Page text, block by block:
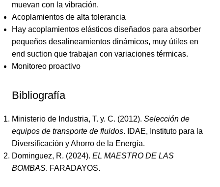
muevan con la vibración.
Acoplamientos de alta tolerancia
Hay acoplamientos elásticos diseñados para absorber
pequeños desalineamientos dinámicos, muy útiles en
end suction que trabajan con variaciones térmicas.
Monitoreo proactivo
Bibliografía
Ministerio de Industria, T. y. C. (2012). Selección de
equipos de transporte de fluidos. IDAE, Instituto para la
Diversificación y Ahorro de la Energía.
Dominguez, R. (2024). EL MAESTRO DE LAS
BOMBAS. FARADAYOS.